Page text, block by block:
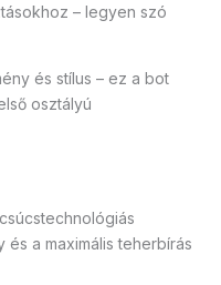
– legyen szó
és stílus – ez a bot
osztályú
a maximális teherbírás